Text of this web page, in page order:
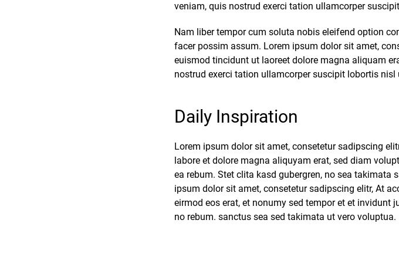
veniam, quis nostrud exerci tation ullamcorper
Nam liber tempor cum soluta nobis eleifend option
facer possim assum. Lorem ipsum dolor sit amet,
euismod tincidunt ut laoreet dolore magna aliquam
nostrud exerci tation ullamcorper suscipit lobortis
Daily Inspiration
Lorem ipsum dolor sit amet, consetetur sadipscing
labore et dolore magna aliquyam erat, sed diam
ea rebum. Stet clita kasd gubergren, no sea takimata
ipsum dolor sit amet, consetetur sadipscing elitr, At
eirmod eos erat, et nonumy sed tempor et et invidunt
no rebum. sanctus sea sed takimata ut vero voluptua.